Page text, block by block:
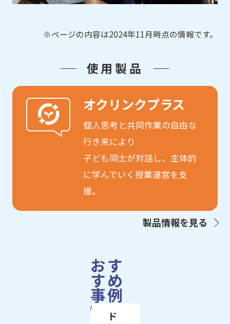
※ページの内容は2024年11月時点の情報です。
使用製品
オクリンクプラス
個人思考と共同作業の自由な
行き来により
子ども同士が対話し、主体的
に学んでいく授業運営を支
援。
製品情報を見る
おす
すめ
事例
ド